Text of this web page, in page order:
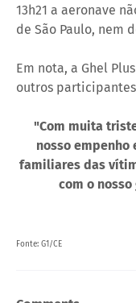
13h21 a aeronave
de São Paulo, nem
Em nota, a Ghel
outros
"Com muita
nosso
familiares das
com o
Fonte: G1/CE